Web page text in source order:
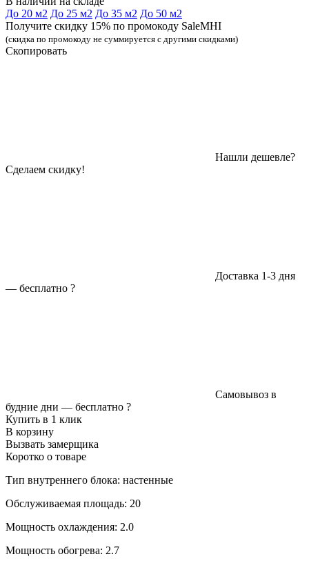
До 20 м2 До 25 м2 До 35 м2 До 50 м2
Получите скидку 15% по промокоду SaleMHI
(скидка по промокоду не суммируется с другими скидками)
Скопировать
Нашли дешевле?
Сделаем скидку!
Доставка 1-3 дня
— бесплатно ?
Самовывоз в
будние дни — бесплатно ?
Купить в 1 клик
В корзину
Вызвать замерщика
Коротко о товаре
Тип внутреннего блока: настенные
Обслуживаемая площадь: 20
Мощность охлаждения: 2.0
Мощность обогрева: 2.7